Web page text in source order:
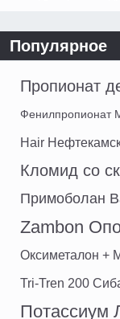
Популярное
Пропионат
Фенилпропионат
Hair
Кломид со
Примоболан
Zambon
Оксиметалон +
Tri-Tren 200
Потассиум